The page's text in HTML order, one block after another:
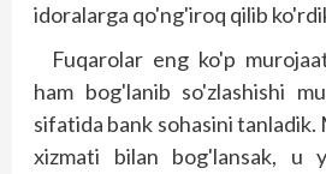
idoralarga qo'ng'iroq qilib
Fuqarolar eng ko'p
ham bog'lanib so'zlashishi
sifatida bank sohasini
xizmati bilan bog'lansak, u